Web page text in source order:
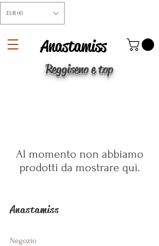
Anastamiss
EUR (€)
Reggiseno e top
Al momento non abbiamo
prodotti da mostrare qui.
Anastamiss
Negozio